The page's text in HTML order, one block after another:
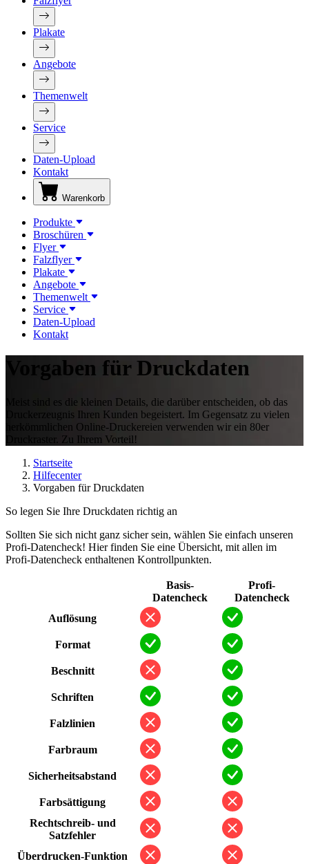
Plakate
Angebote
Themenwelt
Service
Daten-Upload
Kontakt
Warenkorb
Produkte
Broschüren
Flyer
Falzflyer
Plakate
Angebote
Themenwelt
Service
Daten-Upload
Kontakt
Vorgaben für Druckdaten
Meist sind es die kleinen Details, die darüber entscheiden, ob das
Druckerzeugnis Ihren Kunden begeistert. Im Gegensatz zu vielen
herkömmlichen Online-Druckereien verwenden wir ein 80er
Druckraster. Zu Ihrem Vorteil!
Startseite
Hilfecenter
Vorgaben für Druckdaten
So legen Sie Ihre Druckdaten richtig an
Sollten Sie sich nicht ganz sicher sein, wählen Sie einfach unseren
Profi-Datencheck! Hier finden Sie eine Übersicht, mit allen im
Profi-Datencheck enthaltenen Kontrollpunkten.
Basis-
Datencheck
Profi-
Datencheck
Auflösung
Format
Beschnitt
Schriften
Falzlinien
Farbraum
Sicherheitsabstand
Farbsättigung
Rechtschreib- und
Satzfehler
Überdrucken-Funktion